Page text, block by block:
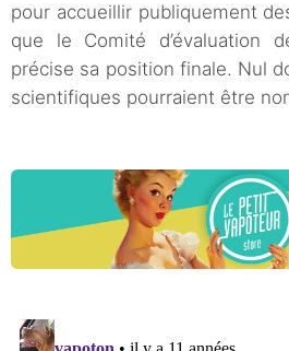
pour accueillir publiquement
que le Comité d’évaluation
précise sa position finale. Nul
scientifiques pourraient être